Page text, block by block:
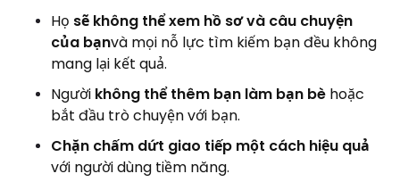
Họ sẽ không thể xem hồ sơ và câu chuyện
của bạnvà mọi nỗ lực tìm kiếm bạn đều không
mang lại kết quả.
Người không thể thêm bạn làm bạn bè hoặc
bắt đầu trò chuyện với bạn.
Chặn chấm dứt giao tiếp một cách hiệu quả
với người dùng tiềm năng.